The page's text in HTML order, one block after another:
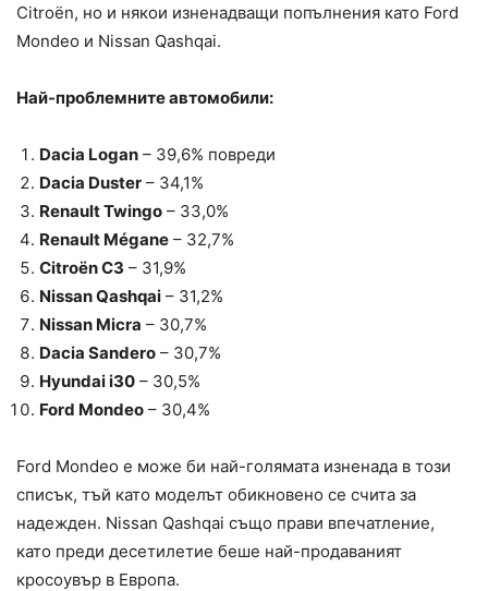
Citroën, но и някои изненадващи попълнения като Ford
Mondeo и Nissan Qashqai.
Най-проблемните автомобили:
Dacia Logan – 39,6% повреди
Dacia Duster – 34,1%
Renault Twingo – 33,0%
Renault Mégane – 32,7%
Citroën C3 – 31,9%
Nissan Qashqai – 31,2%
Nissan Micra – 30,7%
Dacia Sandero – 30,7%
Hyundai i30 – 30,5%
Ford Mondeo – 30,4%
Ford Mondeo е може би най-голямата изненада в този
списък, тъй като моделът обикновено се счита за
надежден. Nissan Qashqai също прави впечатление,
като преди десетилетие беше най-продаваният
кросоувър в Европа.